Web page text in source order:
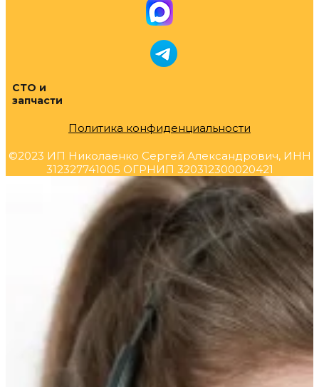
СТО и
запчасти
Политика конфиденциальности
©2023 ИП Николаенко Сергей Александрович, ИНН
312327741005 ОГРНИП 320312300020421